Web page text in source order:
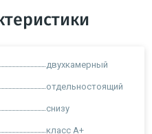
двухкамерный
отдельностоящий
снизу
класс A+